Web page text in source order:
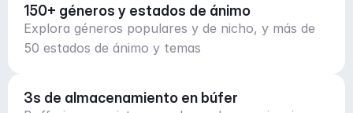
150+ géneros y estados de ánimo
Explora géneros populares y de nicho, y más de
50 estados de ánimo y temas
3s de almacenamiento en búfer